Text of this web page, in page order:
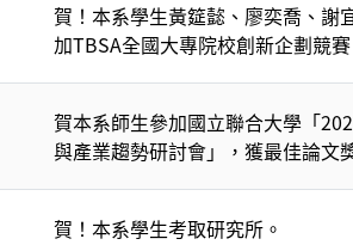
賀！本系學生黃筵懿、廖奕喬、謝
加TBSA全國大專院校創新企劃競
賀本系師生參加國立聯合大學「
與產業趨勢研討會」，獲最佳論文
賀！本系學生考取研究所。